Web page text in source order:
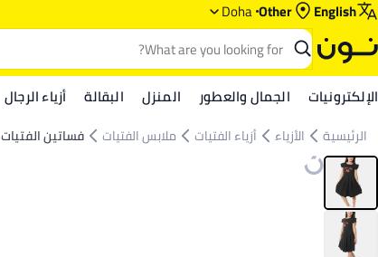
English
Other
Doha
الإلكترونيات الجمال والعطور المنزل البقالة أزياء الرجال
الرئيسية الأزياء أزياء الفتيات ملابس الفتيات فساتين الفتيات